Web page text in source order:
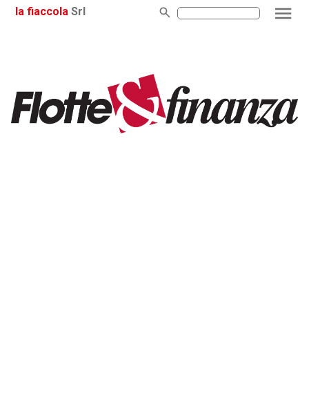
la fiaccola Srl